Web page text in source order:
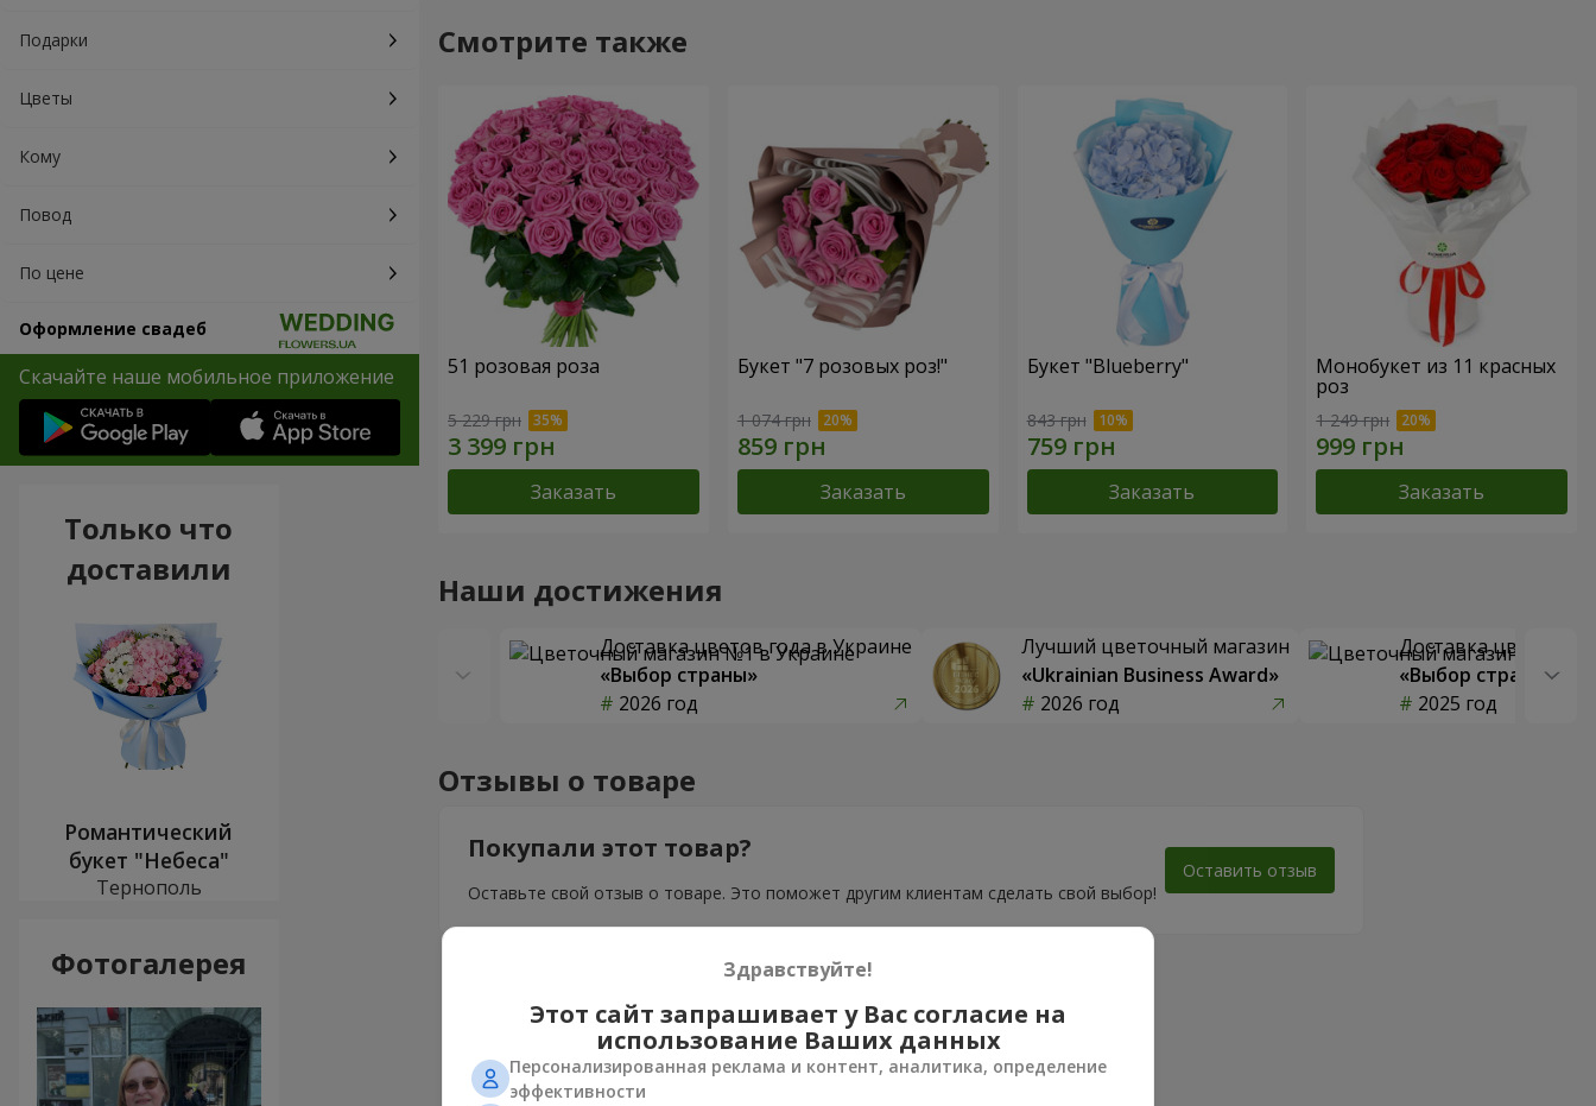
Подарки
Цветы
Кому
Повод
По цене
Оформление свадеб
Скачайте наше мобильное приложение
Смотрите также
51 розовая роза
5 229 грн
Заказать
Букет "7 розовых роз!"
1 074 грн
Заказать
Букет "Blueberry"
843 грн
Заказать
Монобукет из 11 красных
роз
1 249 грн
Заказать
Наши достижения
Доставка цветов года в Украине
«Выбор страны»
2026 год
Лучший цветочный магазин
«Ukrainian Business Award»
2026 год
Доставка цветов
«Выбор страны»
2025 год
Отзывы о товаре
Покупали этот товар?
Оставьте свой отзыв о товаре. Это поможет другим клиентам сделать свой выбор!
Оставить отзыв
Только что
доставили
Романтический
букет "Небеса"
Тернополь
Фотогалерея Здравствуйте!
Этот сайт запрашивает у Вас согласие на
использование Ваших данных
Персонализированная реклама и контент, аналитика, определение
эффективности